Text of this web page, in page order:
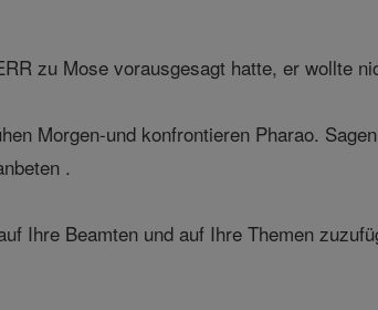
zu Mose vorausgesagt hatte, er wollte
Morgen-und konfrontieren Pharao.
.
Ihre Beamten und auf Ihre Themen